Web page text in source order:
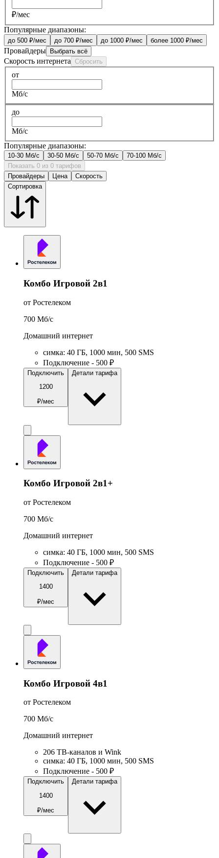
₽/мес
Популярные диапазоны:
до 500 ₽/мес до 700 ₽/мес до 1000 ₽/мес более 1000 ₽/мес
Провайдеры Выбрать всё
Скорость интернета Сбросить
от
Мб/с
до
Мб/с
Популярные диапазоны:
10-30 Мб/с 30-50 Мб/с 50-70 Мб/с
70-100 Мб/с
Показать 0 из 0 тарифов
Провайдеры
Цена
Скорость
Сортировка
Комбо Игровой 2в1
от Ростелеком
700 Мб/c
Домашний интернет
симка: 40 ГБ, 1000 мин, 500 SMS
Подключение - 500 ₽
Подключить
1200
₽/мес
Детали тарифа
Комбо Игровой 2в1+
от Ростелеком
700 Мб/c
Домашний интернет
симка: 40 ГБ, 1000 мин, 500 SMS
Подключение - 500 ₽
Подключить
1400
₽/мес
Детали тарифа
Комбо Игровой 4в1
от Ростелеком
700 Мб/c
Домашний интернет
206 ТВ-каналов и Wink
симка: 40 ГБ, 1000 мин, 500 SMS
Подключение - 500 ₽
Подключить
1400
₽/мес
Детали тарифа